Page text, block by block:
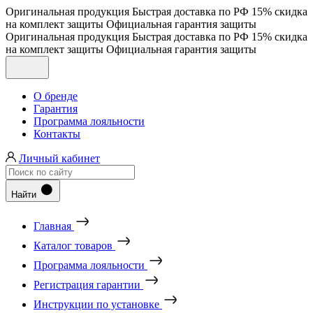
Оригинальная продукция Быстрая доставка по РФ 15% скидка
на комплект защиты Официальная гарантия защиты
Оригинальная продукция Быстрая доставка по РФ 15% скидка
на комплект защиты Официальная гарантия защиты
О бренде
Гарантия
Программа лояльности
Контакты
Личный кабинет
Найти
Главная
Каталог товаров
Программа лояльности
Регистрация гарантии
Инструкции по установке